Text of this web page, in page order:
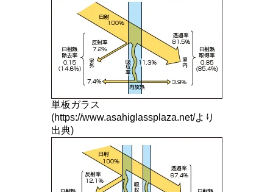
単板ガラス
(https://www.asahiglassplaza.net/より
出典)